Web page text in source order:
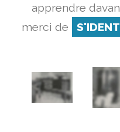
apprendre
merci de